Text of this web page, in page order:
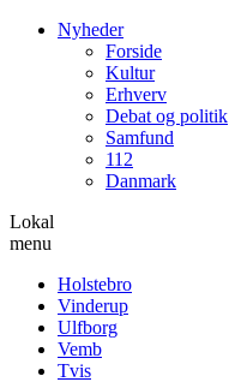
Nyheder
Forside
Kultur
Erhverv
Debat og politik
Samfund
112
Danmark
Lokal
menu
Holstebro
Vinderup
Ulfborg
Vemb
Tvis